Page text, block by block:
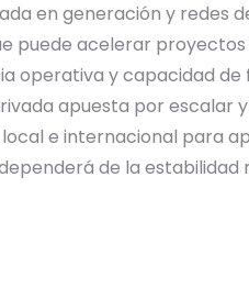
en generación y redes
puede acelerar
operativa y capacidad
apuesta por escalar
e internacional para
de la